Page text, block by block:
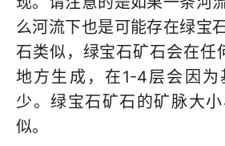
么河流下也是可能存在绿宝
石类似，绿宝石矿石会在任
地方生成，在1-4层会因为
少。绿宝石矿石的矿脉大
似。